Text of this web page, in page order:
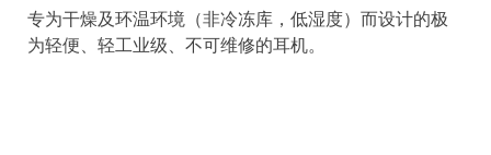
专为干燥及环温环境（非冷冻库，低湿度）而设计的极
为轻便、轻工业级、不可维修的耳机。